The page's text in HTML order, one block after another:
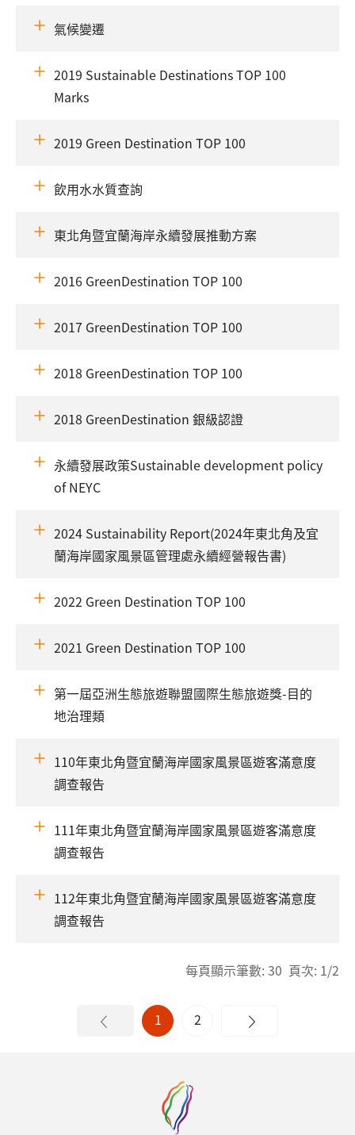
氣候變遷
2019 Sustainable Destinations TOP 100
Marks
2019 Green Destination TOP 100
飲用水水質查詢
東北角暨宜蘭海岸永續發展推動方案
2016 GreenDestination TOP 100
2017 GreenDestination TOP 100
2018 GreenDestination TOP 100
2018 GreenDestination 銀級認證
永續發展政策Sustainable development policy
of NEYC
2024 Sustainability Report(2024年東北角及宜
蘭海岸國家風景區管理處永續經營報告書)
2022 Green Destination TOP 100
2021 Green Destination TOP 100
第一屆亞洲生態旅遊聯盟國際生態旅遊獎-目的
地治理類
110年東北角暨宜蘭海岸國家風景區遊客滿意度
調查報告
111年東北角暨宜蘭海岸國家風景區遊客滿意度
調查報告
112年東北角暨宜蘭海岸國家風景區遊客滿意度
調查報告
每頁顯示筆數: 30 頁次: 1/2
1 2